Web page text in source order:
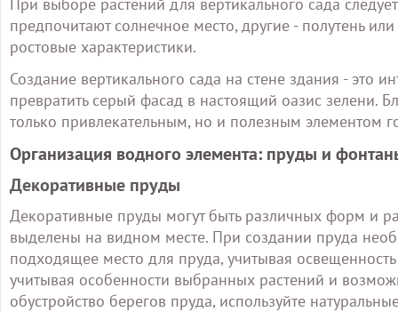
предпочитают солнечное место, другие - полутень
ростовые характеристики.
Создание вертикального сада на стене здания - это
превратить серый фасад в настоящий оазис зелени.
только привлекательным, но и полезным элементом
Организация водного элемента: пруды и
Декоративные пруды
Декоративные пруды могут быть различных форм и
выделены на видном месте. При создании пруда
подходящее место для пруда, учитывая
учитывая особенности выбранных растений и
обустройство берегов пруда, используйте